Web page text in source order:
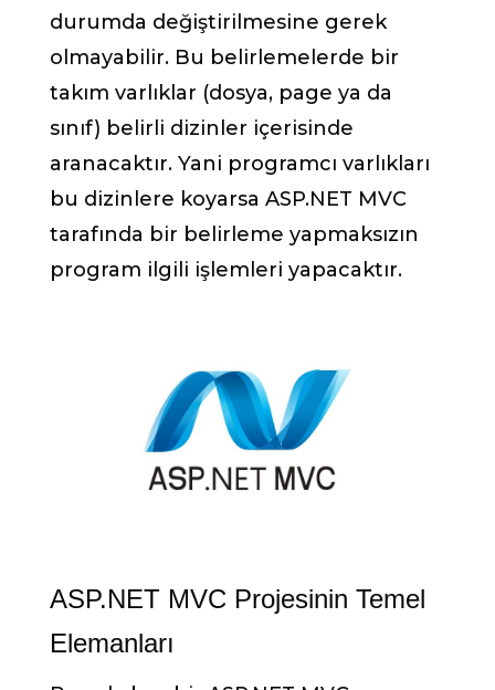
durumda değiştirilmesine gerek
olmayabilir. Bu belirlemelerde bir
takım varlıklar (dosya, page ya da
sınıf) belirli dizinler içerisinde
aranacaktır. Yani programcı varlıkları
bu dizinlere koyarsa ASP.NET MVC
tarafında bir belirleme yapmaksızın
program ilgili işlemleri yapacaktır.
ASP.NET MVC Projesinin Temel
Elemanları